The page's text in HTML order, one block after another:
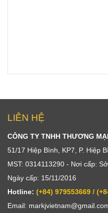
LIÊN HỆ
CÔNG TY TNHH THƯƠNG
51/17 Hiệp Bình, KP7, P. Hiệp
MST: 0314113290 - Nơi cấp:
Ngày cấp: 15/11/2016
Hotline: (+84) 979553669 /
Email: